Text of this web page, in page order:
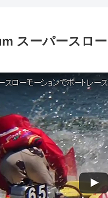
スーパースロ